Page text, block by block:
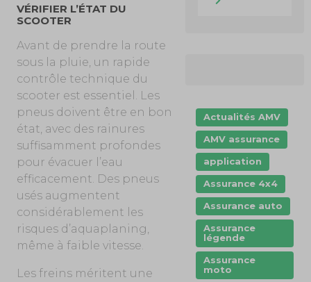
VÉRIFIER L’ÉTAT DU
SCOOTER
Avant de prendre la route
sous la pluie, un rapide
contrôle technique du
scooter est essentiel. Les
pneus doivent être en bon
état, avec des rainures
suffisamment profondes
pour évacuer l’eau
efficacement. Des pneus
usés augmentent
considérablement les
risques d’aquaplaning,
même à faible vitesse.
Les freins méritent une
Actualités AMV
AMV assurance
application
Assurance 4x4
Assurance auto
Assurance
légende
Assurance
moto